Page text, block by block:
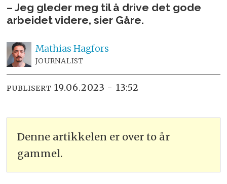
– Jeg gleder meg til å drive det gode
arbeidet videre, sier Gåre.
Mathias Hagfors
JOURNALIST
PUBLISERT 19.06.2023 - 13:52
Denne artikkelen er over to år
gammel.